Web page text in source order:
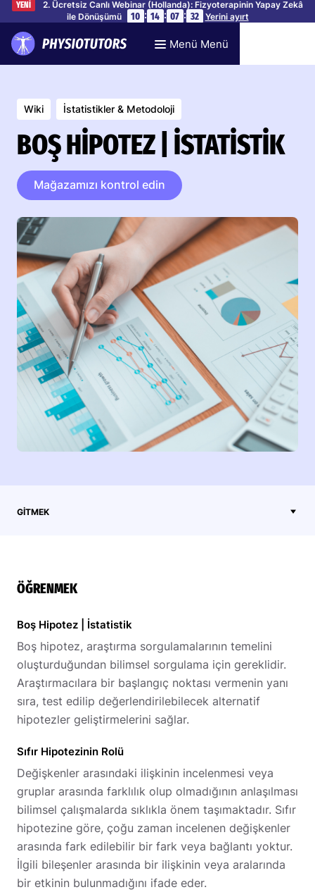
YENİ
2. Ücretsiz Canlı Webinar (Hollanda): Fizyoterapinin Yapay Zekâ
ile Dönüşümü
10 : 14 : 07 : 31 Yerini ayırt
Menü Menü
Wiki İstatistikler & Metodoloji
BOŞ HIPOTEZ | İSTATISTIK
Mağazamızı kontrol edin
GITMEK
ÖĞRENMEK
Boş Hipotez | İstatistik
Boş hipotez, araştırma sorgulamalarının temelini
oluşturduğundan bilimsel sorgulama için gereklidir.
Araştırmacılara bir başlangıç noktası vermenin yanı
sıra, test edilip değerlendirilebilecek alternatif
hipotezler geliştirmelerini sağlar.
Sıfır Hipotezinin Rolü
Değişkenler arasındaki ilişkinin incelenmesi veya
gruplar arasında farklılık olup olmadığının anlaşılması
bilimsel çalışmalarda sıklıkla önem taşımaktadır. Sıfır
hipotezine göre, çoğu zaman incelenen değişkenler
arasında fark edilebilir bir fark veya bağlantı yoktur.
İlgili bileşenler arasında bir ilişkinin veya aralarında
bir etkinin bulunmadığını ifade eder.